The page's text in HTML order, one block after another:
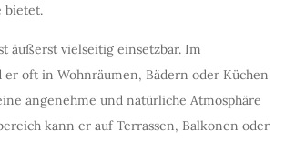
bietet.
äußerst vielseitig einsetzbar. Im
oft in Wohnräumen, Bädern oder Küchen
angenehme und natürliche Atmosphäre
kann er auf Terrassen, Balkonen oder